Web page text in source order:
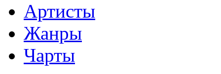
Артисты
Жанры
Чарты